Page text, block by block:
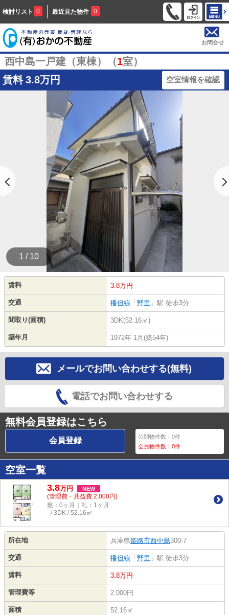
検討リスト 0 最近見た物件 0
お問合せ
西中島一戸建（東棟）（1室）
賃料 3.8万円 空室情報を確認
1 / 10
賃料 3.8万円
交通 播但線 「 野里 」駅 徒歩3分
間取り(面積) 3DK(52.16㎡)
築年月 1972年 1月(築54年)
メールでお問い合わせする(無料)
電話でお問い合わせする
無料会員登録はこちら
会員登録 公開物件数：0件
会員物件数：0件
空室一覧
3.8万円 NEW
(管理費・共益費 2,000円)
敷：0ヶ月｜礼：1ヶ月
- / 3DK / 52.16㎡
所在地 兵庫県姫路市西中島300-7
交通 播但線 「 野里 」駅 徒歩3分
賃料 3.8万円
管理費等 2,000円
面積 52.16㎡